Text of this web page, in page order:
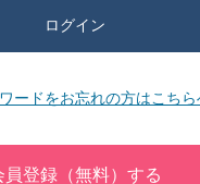
ログイン
ードをお忘れの方はこちら
員登録（無料）する